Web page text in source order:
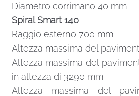
Diametro corrimano 40 mm
Spiral Smart 140
Raggio esterno 700 mm
Altezza massima del
Altezza massima del
in altezza di 3290 mm
Altezza massima del